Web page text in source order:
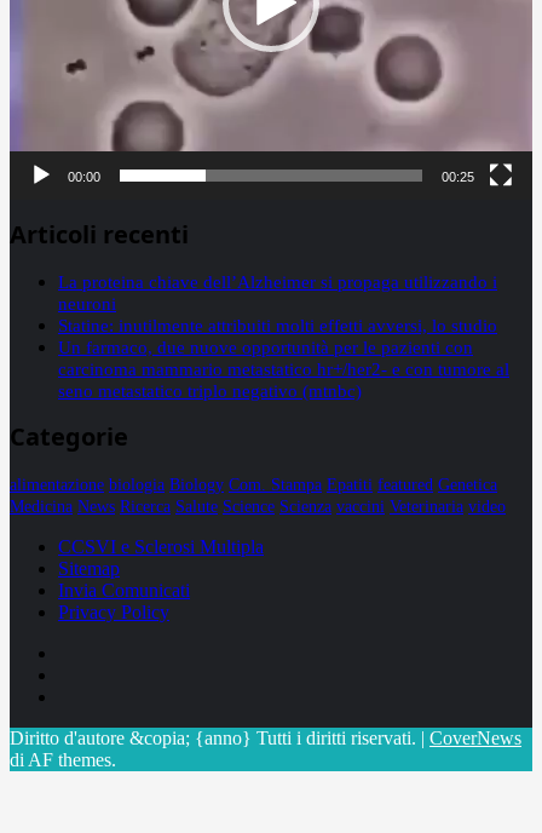
00:00 00:25
Articoli recenti
La proteina chiave dell’Alzheimer si propaga utilizzando i
neuroni
Statine: inutilmente attribuiti molti effetti avversi, lo studio
Un farmaco, due nuove opportunità per le pazienti con
carcinoma mammario metastatico hr+/her2- e con tumore al
seno metastatico triplo negativo (mtnbc)
Categorie
alimentazione biologia Biology Com. Stampa Epatiti featured Genetica
Medicina News Ricerca Salute Science Scienza vaccini Veterinaria video
CCSVI e Sclerosi Multipla
Sitemap
Invia Comunicati
Privacy Policy
Diritto d'autore &copia; {anno} Tutti i diritti riservati. | CoverNews
di AF themes.